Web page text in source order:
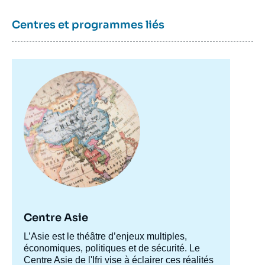
Centres et programmes liés
principale
Centre Asie
Accroche
centre
L’Asie est le théâtre d’enjeux multiples,
économiques, politiques et de sécurité. Le
Centre Asie de l'Ifri vise à éclairer ces réalités